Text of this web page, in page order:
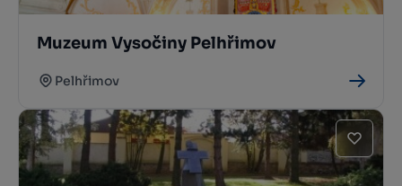
Muzeum Vysočiny Pelhřimov
Pelhřimov